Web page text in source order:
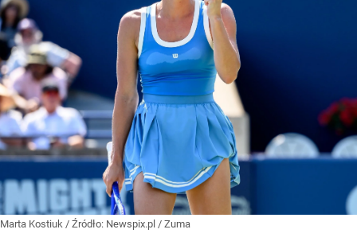
Marta Kostiuk / Źródło: Newspix.pl / Zuma